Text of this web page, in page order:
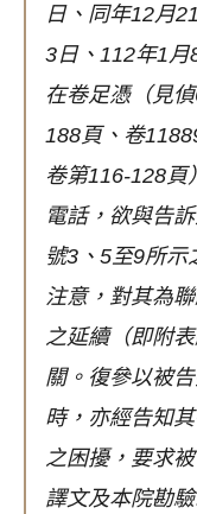
日、同年12月
3日、112年1
在卷足憑（見
188頁、卷
卷第116-128頁
電話，欲與告
號3、5至9所示
注意，對其為
之延續（即附
關。復參以被
時，亦經告知
之困擾，要求
譯文及本院勘